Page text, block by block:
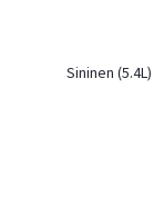
Sininen (5.4L)